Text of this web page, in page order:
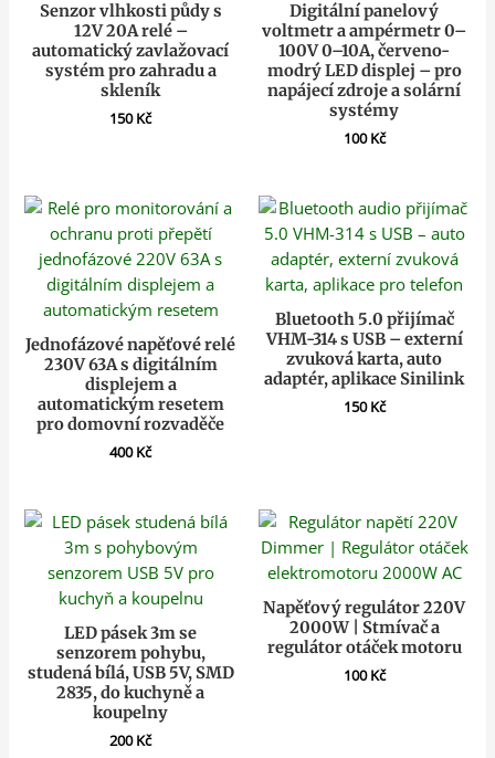
Senzor vlhkosti půdy s
12V 20A relé –
automatický zavlažovací
systém pro zahradu a
skleník
150Kč
Digitální panelový
voltmetr a ampérmetr 0–
100V 0–10A, červeno-
modrý LED displej – pro
napájecí zdroje a solární
systémy
100Kč
Jednofázové napěťové relé
230V 63A s digitálním
displejem a
automatickým resetem
pro domovní rozvaděče
400Kč
Bluetooth 5.0 přijímač
VHM-314 s USB – externí
zvuková karta, auto
adaptér, aplikace Sinilink
150Kč
LED pásek 3m se
senzorem pohybu,
studená bílá, USB 5V, SMD
2835, do kuchyně a
koupelny
200Kč
Napěťový regulátor 220V
2000W | Stmívač a
regulátor otáček motoru
100Kč